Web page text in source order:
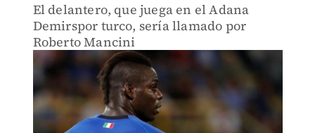
El delantero, que juega en el Adana
Demirspor turco, sería llamado por
Roberto Mancini